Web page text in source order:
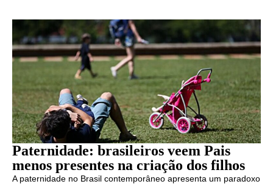
Paternidade: brasileiros veem Pais
menos presentes na criação dos filhos
A paternidade no Brasil contemporâneo apresenta um paradoxo